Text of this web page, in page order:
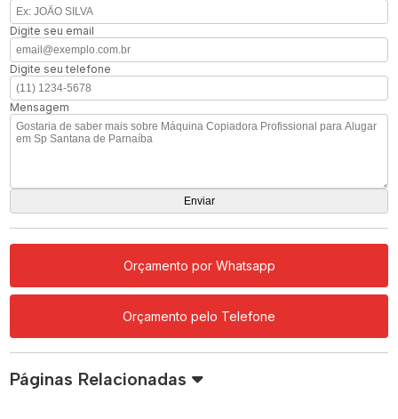
Digite seu email
Digite seu telefone
Mensagem
Orçamento por Whatsapp
Orçamento pelo Telefone
Páginas Relacionadas